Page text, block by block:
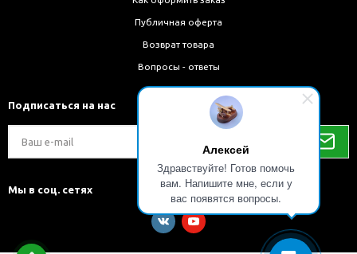
Алексей
Здравствуйте! Готов помочь
вам. Напишите мне, если у
вас появятся вопросы.
Публичная оферта
Возврат товара
Вопросы - ответы
Подписаться на нас
Мы в соц. сетях